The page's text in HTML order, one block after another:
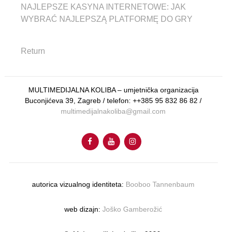
NAJLEPSZE KASYNA INTERNETOWE: JAK
WYBRAĆ NAJLEPSZĄ PLATFORMĘ DO GRY
Return
MULTIMEDIJALNA KOLIBA – umjetnička organizacija
Buconjićeva 39, Zagreb / telefon: ++385 95 832 86 82 /
multimedijalnakoliba@gmail.com
autorica vizualnog identiteta: Booboo Tannenbaum
web dizajn:Joško Gamberožić